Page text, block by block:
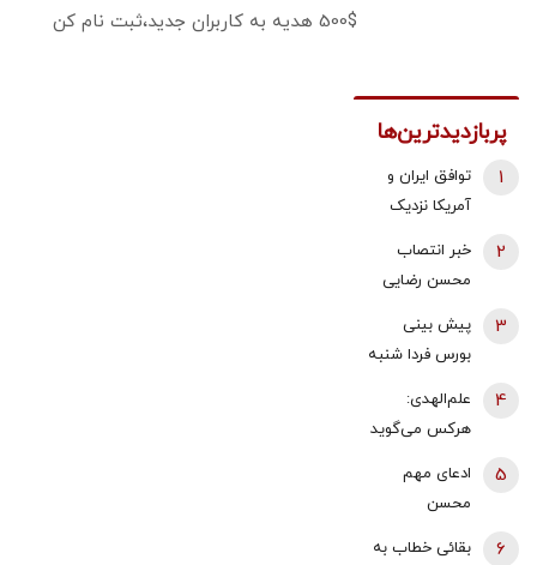
500$ هدیه به کاربران جدید،ثبت نام کن
پربازدیدترین‌ها
توافق ایران و
آمریکا نزدیک
خزانه‌داری آمریکا
از «امروز یا فردا»
گفت
1
خبر انتصاب
محسن رضایی
تکذیب شد؟/
توضیح مهم
خبرگزاری فارس
2
پیش بینی
بورس فردا شنبه
موتور رشد بازار
روشن شد |
آخرین حلقه
تایید روند
3
علم‌الهدی:
هرکس می‌گوید
کنیم یا منافق
است یا قلب
مریض دارد
4
ادعای مهم
محسن
5
بقائی خطاب به 6